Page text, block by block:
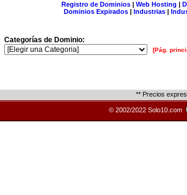
Registro de Dominios| Web Hosting |
Dominios Expirados | Industrias |
Categorías de Dominio:
[Pág.
** Precios
© 2002/2022 Solo10.com